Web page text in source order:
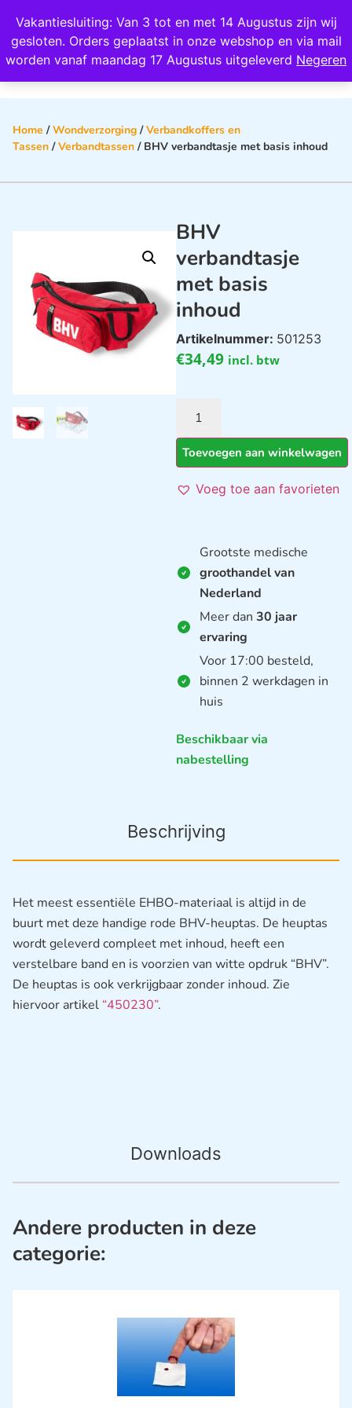
Vakantiesluiting: Van 3 tot en met 14 Augustus zijn wij
gesloten. Orders geplaatst in onze webshop en via mail
worden vanaf maandag 17 Augustus uitgeleverd Negeren
Wij scoren een 4,8 op Google
Home /Wondverzorging /Verbandkoffers en
Tassen /Verbandtassen / BHV verbandtasje met basis inhoud
BHV
verbandtasje
met basis
inhoud
Artikelnummer: 501253
€34,49 incl. btw
Toevoegen aan winkelwagen
Voeg toe aan favorieten
Grootste medische
groothandel van
Nederland
Meer dan 30 jaar
ervaring
Voor 17:00 besteld,
binnen 2 werkdagen in
huis
Beschikbaar via
nabestelling
Beschrijving
Downloads
Het meest essentiële EHBO-materiaal is altijd in de
buurt met deze handige rode BHV-heuptas. De heuptas
wordt geleverd compleet met inhoud, heeft een
verstelbare band en is voorzien van witte opdruk “BHV”.
De heuptas is ook verkrijgbaar zonder inhoud. Zie
hiervoor artikel “450230”.
Andere producten in deze
categorie: